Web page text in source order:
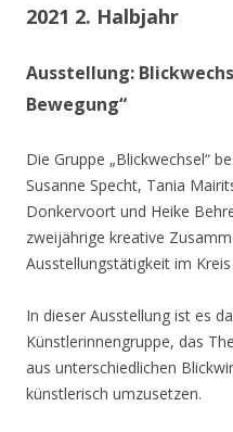
2021 2. Halbjahr
Ausstellung:
Bewegung“
Die Gruppe „Blickwechsel“
Susanne Specht, Tania
Donkervoort und Heike
zweijährige kreative
Ausstellungstätigkeit im
In dieser Ausstellung ist es
Künstlerinnengruppe, das
aus unterschiedlichen
künstlerisch umzusetzen.